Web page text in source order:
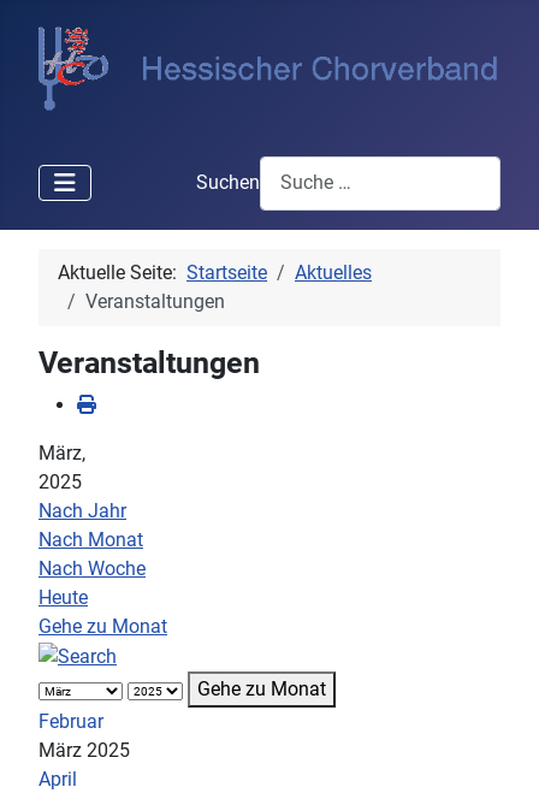
Suchen
Aktuelle Seite: Startseite
Aktuelles
Veranstaltungen
Veranstaltungen
März,
2025
Nach Jahr
Nach Monat
Nach Woche
Heute
Gehe zu Monat
Gehe zu Monat
Februar
März 2025
April